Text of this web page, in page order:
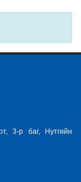
3-р баг, Нутгийн